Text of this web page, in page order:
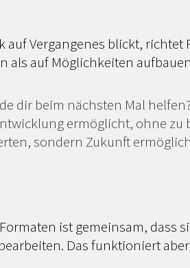
Vergangenes blickt,
als auf Möglichkeiten
dir beim nächsten Mal
ermöglicht, ohne
sondern Zukunft
ist gemeinsam, dass
Das funktioniert